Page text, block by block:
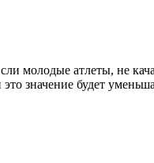
молодые атлеты, не
значение будет